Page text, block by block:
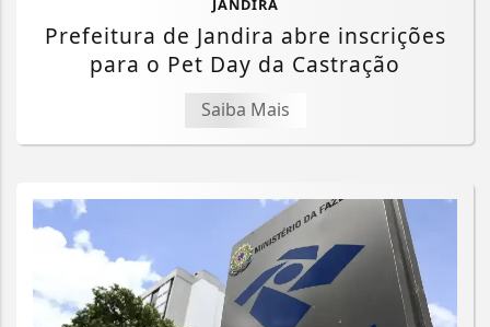
JANDIRA
Prefeitura de Jandira abre inscrições
para o Pet Day da Castração
Saiba Mais